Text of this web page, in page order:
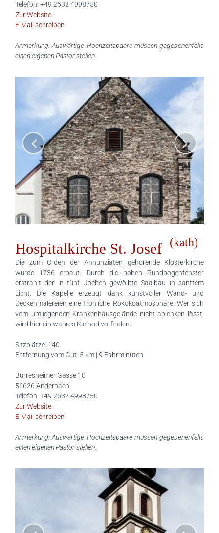
Telefon: +49 2632 4998750
Zur Website
E-Mail schreiben
Anmerkung: Auswärtige Hochzeitspaare müssen gegebenenfalls
einen eigenen Pastor stellen.
Hospitalkirche St. Josef (kath)
Die zum Orden der Annunziaten gehörende Klosterkirche
wurde 1736 erbaut. Durch die hohen Rundbogenfenster
erstrahlt der in fünf Jochen gewölbte Saalbau in sanftem
Licht. Die Kapelle erzeugt dank kunstvoller Wand- und
Deckenmalereien eine fröhliche Rokokoatmosphäre. Wer sich
vom umliegenden Krankenhausgelände nicht ablenken lässt,
wird hier ein wahres Kleinod vorfinden.
Sitzplätze: 140
Entfernung vom Gut: 5 km | 9 Fahrminuten
Bürresheimer Gasse 10
56626 Andernach
Telefon: +49 2632 4998750
Zur Website
E-Mail schreiben
Anmerkung: Auswärtige Hochzeitspaare müssen gegebenenfalls
einen eigenen Pastor stellen.